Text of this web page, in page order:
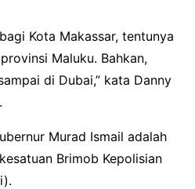
Kota Makassar, tentunya
Maluku. Bahkan,
di Dubai,” kata Danny
Murad Ismail adalah
Brimob Kepolisian